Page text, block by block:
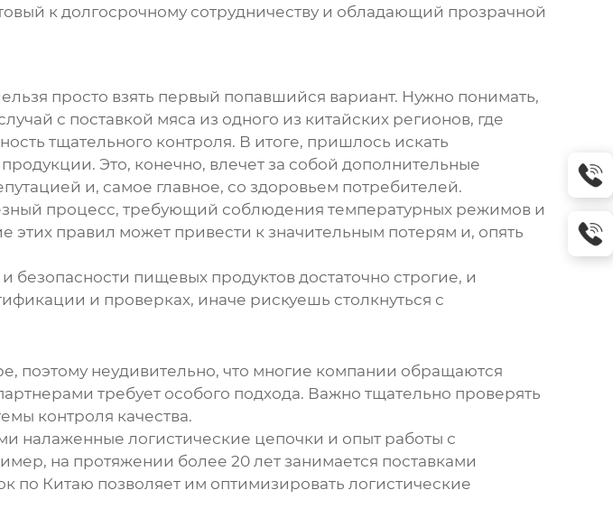
к долгосрочному сотрудничеству и обладающий прозрачной
просто взять первый попавшийся вариант. Нужно понимать,
с поставкой мяса из одного из китайских регионов, где
тщательного контроля. В итоге, пришлось искать
Это, конечно, влечет за собой дополнительные
и, самое главное, со здоровьем потребителей.
процесс, требующий соблюдения температурных режимов и
этих правил может привести к значительным потерям и, опять
безопасности пищевых продуктов достаточно строгие, и
и проверках, иначе рискуешь столкнуться с
поэтому неудивительно, что многие компании обращаются
требует особого подхода. Важно тщательно проверять
контроля качества.
налаженные логистические цепочки и опыт работы с
на протяжении более 20 лет занимается поставками
по Китаю позволяет им оптимизировать логистические